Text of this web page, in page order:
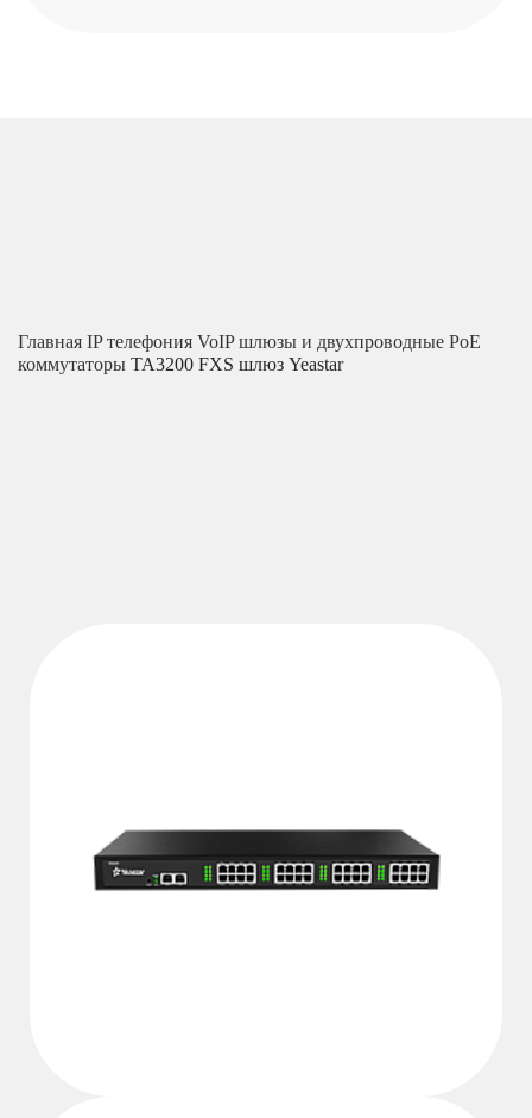
Главная IP телефония VoIP шлюзы и двухпроводные PoE
коммутаторы ТА3200 FXS шлюз Yeastar